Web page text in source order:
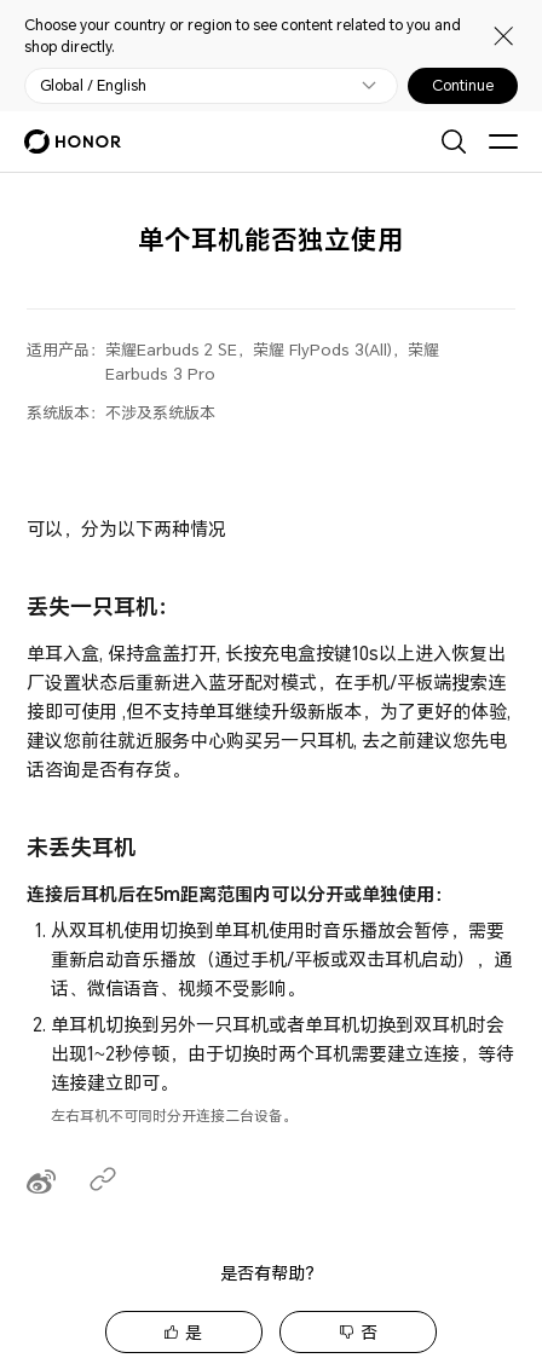
Choose your country or region to see content related to you and
shop directly.
Global / English Continue
单个耳机能否独立使用
适用产品： 荣耀Earbuds 2 SE，荣耀 FlyPods 3(All)，荣耀
Earbuds 3 Pro
系统版本：不涉及系统版本
可以，分为以下两种情况
丢失一只耳机：
单耳入盒, 保持盒盖打开, 长按充电盒按键10s以上进入恢复出
厂设置状态后重新进入蓝牙配对模式，在手机/平板端搜索连
接即可使用 ,但不支持单耳继续升级新版本，为了更好的体验,
建议您前往就近服务中心购买另一只耳机, 去之前建议您先电
话咨询是否有存货。
未丢失耳机
连接后耳机后在5m距离范围内可以分开或单独使用：
从双耳机使用切换到单耳机使用时音乐播放会暂停，需要
重新启动音乐播放（通过手机/平板或双击耳机启动），通
话、微信语音、视频不受影响。
单耳机切换到另外一只耳机或者单耳机切换到双耳机时会
出现1~2秒停顿，由于切换时两个耳机需要建立连接，等待
连接建立即可。
左右耳机不可同时分开连接二台设备。
是否有帮助？
是 否